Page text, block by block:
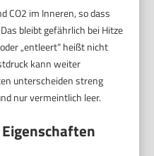
CO2 im Inneren, so dass
bleibt gefährlich bei Hitze
oder „entleert“ heißt nicht
kann weiter
unterscheiden streng
nur vermeintlich leer.